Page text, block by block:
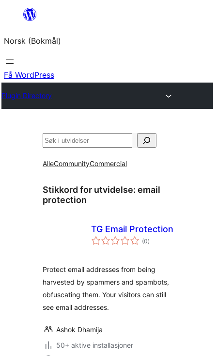
Hopp
innhold
Norsk (Bokmål)
Få WordPress
Plugin Directory
Søk
AlleCommunityCommercial
Stikkord for utvidelse: email
protection
TG Email Protection
(0totale
vurderinger
)
Protect email addresses from being
harvested by spammers and spambots,
obfuscating them. Your visitors can still
see email addresses.
Ashok Dhamija
50+ aktive installasjoner